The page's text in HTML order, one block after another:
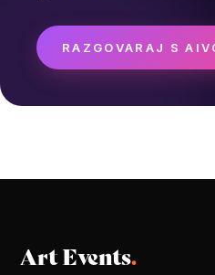
RAZGOVARAJ S
Art Events.